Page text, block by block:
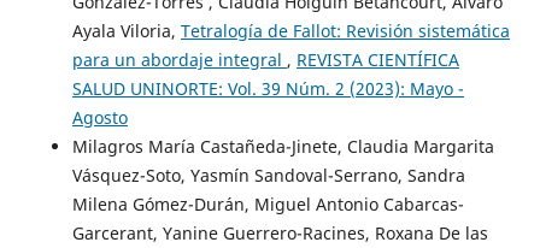
Ayala Viloria, Tetralogía de Fallot: Revisión sistemática
para un abordaje integral , REVISTA CIENTÍFICA
SALUD UNINORTE: Vol. 39 Núm. 2 (2023): Mayo -
Agosto
Milagros María Castañeda-Jinete, Claudia Margarita
Vásquez-Soto, Yasmín Sandoval-Serrano, Sandra
Milena Gómez-Durán, Miguel Antonio Cabarcas-
Garcerant, Yanine Guerrero-Racines, Roxana De las